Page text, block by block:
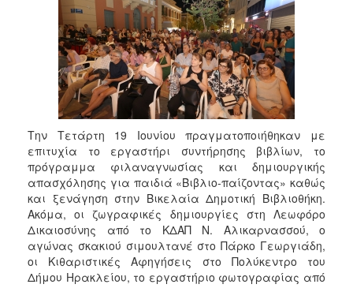
2013
2012
2011
2010
2006
ΤΟΠΟΣ
ΠΟΛΙΤΙΣΜΟΣ
ΑΝΘΕΚΤΙΚΗ
Την Τετάρτη 19 Ιουνίου πραγματοποιήθηκαν με
επιτυχία το εργαστήρι συντήρησης βιβλίων, το
πρόγραμμα φιλαναγνωσίας και δημιουργικής
απασχόλησης για παιδιά «Βιβλιο-παίζοντας» καθώς
και ξενάγηση στην Βικελαία Δημοτική Βιβλιοθήκη.
Ακόμα, οι ζωγραφικές δημιουργίες στη Λεωφόρο
Δικαιοσύνης από το ΚΔΑΠ Ν. Αλικαρνασσού, ο
αγώνας σκακιού σιμουλτανέ στο Πάρκο Γεωργιάδη,
οι Κιθαριστικές Αφηγήσεις στο Πολύκεντρο του
Δήμου Ηρακλείου, το εργαστήριο φωτογραφίας από